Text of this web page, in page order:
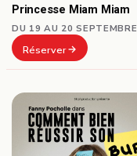
Princesse Miam Miam
DU 19 AU 20 SEPTEMBRE
Réserver